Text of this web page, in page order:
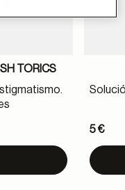
TORICS
5 €